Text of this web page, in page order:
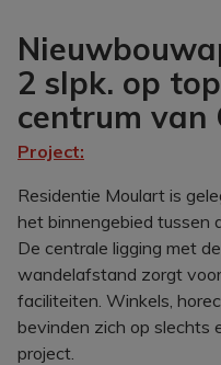
2 slpk. op
centrum van
Project:
Residentie Moulart is
het binnengebied tussen
De centrale ligging met
wandelafstand zorgt
faciliteiten. Winkels,
bevinden zich op slechts
project.